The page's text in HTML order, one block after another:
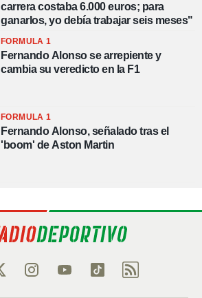
carrera costaba 6.000 euros; para
ganarlos, yo debía trabajar seis meses"
FORMULA 1
Fernando Alonso se arrepiente y
cambia su veredicto en la F1
FORMULA 1
Fernando Alonso, señalado tras el
'boom' de Aston Martin